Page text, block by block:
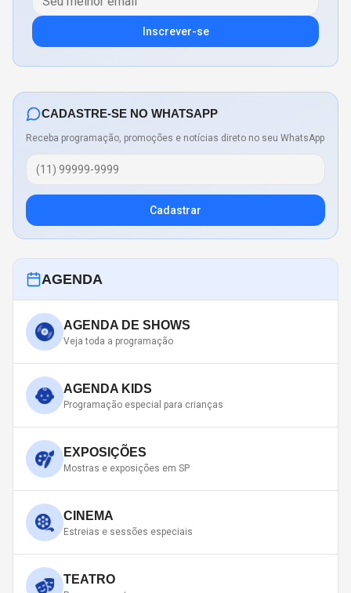
Inscrever-se
CADASTRE-SE NO WHATSAPP
Receba programação, promoções e notícias direto no seu WhatsApp
Cadastrar
AGENDA
AGENDA DE SHOWS
Veja toda a programação
AGENDA KIDS
Programação especial para crianças
EXPOSIÇÕES
Mostras e exposições em SP
CINEMA
Estreias e sessões especiais
TEATRO